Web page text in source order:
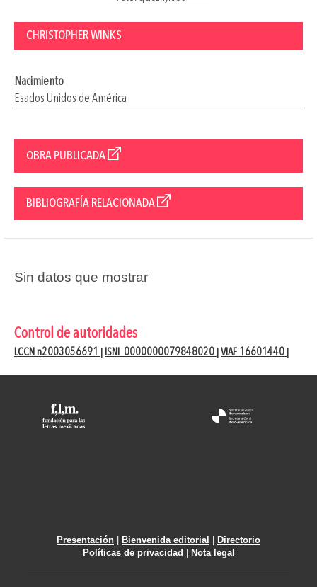
CHRISTOPHER WINKS
Nacimiento
Esados Unidos de América
OBRA PUBLICADA
BIBLIOGRAFÍA RELACIONADA
Sin datos que mostrar
Control de autoridades
LCCN n2003056691 ISNI 0000000079848020 VIAF 16601440
Presentación Bienvenida editorial
Directorio
Políticas de privacidad
Nota legal